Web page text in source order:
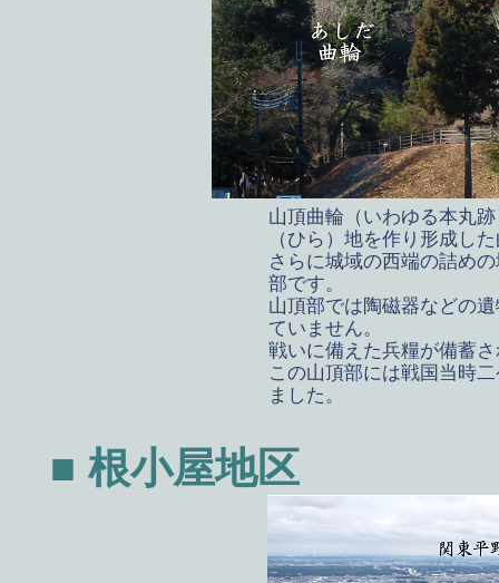
山頂曲輪（いわゆる本丸
（ひら）地を作り形成し
さらに城域の西端の詰め
部です。
山頂部では陶磁器などの
ていません。
戦いに備えた兵糧が備蓄
この山頂部には戦国当時
ました。
■ 根小屋地区